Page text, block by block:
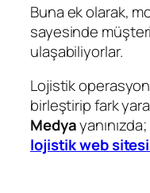
Buna ek olarak,
sayesinde
ulaşabiliyorlar.
Lojistik
birleştirip fark
Medya
lojistik web sitesi